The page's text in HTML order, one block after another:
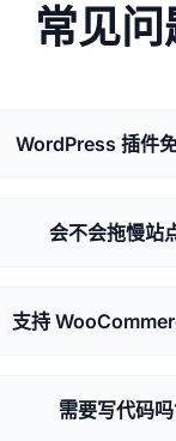
常见问
WordPress 插件
会不会拖慢站
支持
需要写代码